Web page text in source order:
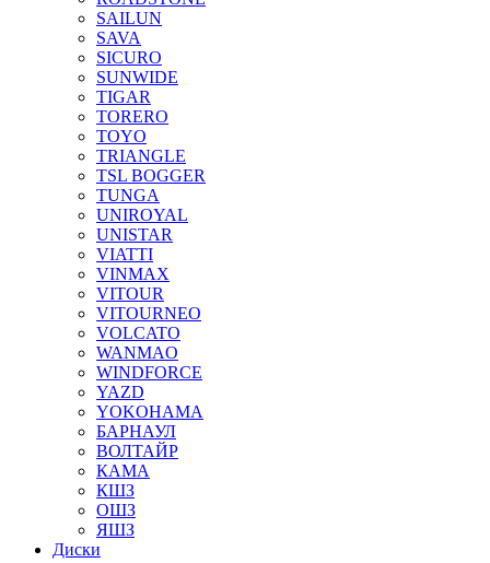
SAILUN
SAVA
SICURO
SUNWIDE
TIGAR
TORERO
TOYO
TRIANGLE
TSL BOGGER
TUNGA
UNIROYAL
UNISTAR
VIATTI
VINMAX
VITOUR
VITOURNEO
VOLCATO
WANMAO
WINDFORCE
YAZD
YOKOHAMA
БАРНАУЛ
ВОЛТАЙР
КАМА
КШЗ
ОШЗ
ЯШЗ
Диски